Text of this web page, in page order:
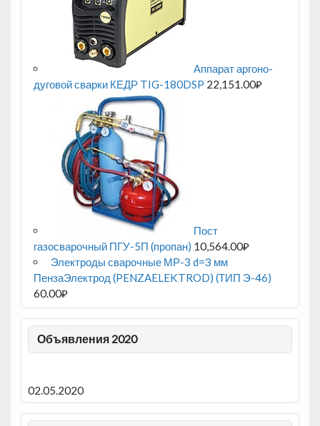
Аппарат аргоно-
дуговой сварки КЕДР TIG-180DSP 22,151.00₽
Пост
газосварочный ПГУ-5П (пропан) 10,564.00₽
Электроды сварочные МР-3 d=3 мм
ПензаЭлектрод (PENZAELEKTROD) (ТИП Э-46)
60.00₽
Объявления 2020
02.05.2020